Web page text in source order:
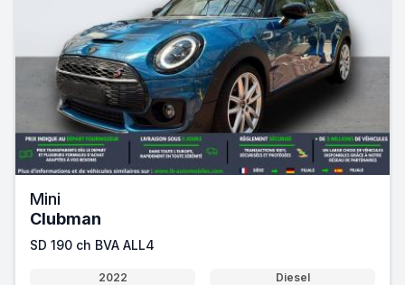
Mini
Clubman
SD 190 ch BVA ALL4
2022
Diesel